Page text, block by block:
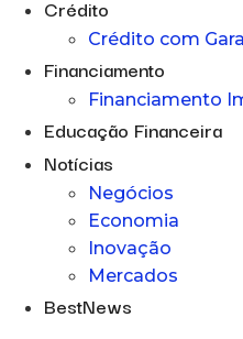
Crédito
Crédito com
Financiamento
Financiamento
Educação Financeira
Notícias
Negócios
Economia
Inovação
Mercados
BestNews